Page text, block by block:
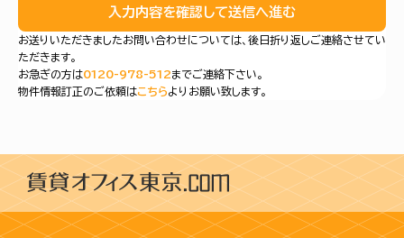
入力内容を確認して送信へ進む
お送りいただきましたお問い合わせについては、後日折り返しご連絡させてい
ただきます。
お急ぎの方は0120-978-512までご連絡下さい。
物件情報訂正のご依頼はこちらよりお願い致します。